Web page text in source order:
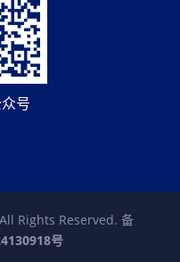
号
Rights Reserved. 备
号